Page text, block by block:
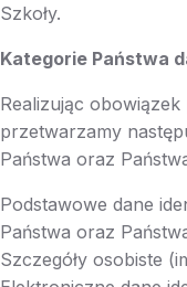
Szkoły.
Kategorie Państwa
Realizując
przetwarzamy
Państwa oraz
Podstawowe dane
Państwa oraz
Szczegóły osobiste